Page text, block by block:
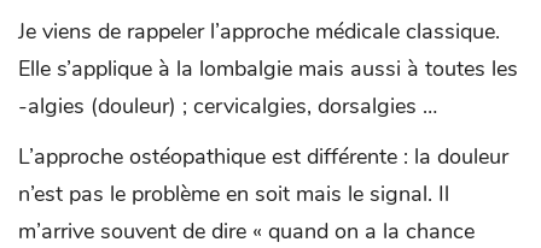
Je viens de rappeler l’approche médicale classique.
Elle s’applique à la lombalgie mais aussi à toutes les
-algies (douleur) ; cervicalgies, dorsalgies …
L’approche ostéopathique est différente : la douleur
n’est pas le problème en soit mais le signal. Il
m’arrive souvent de dire « quand on a la chance